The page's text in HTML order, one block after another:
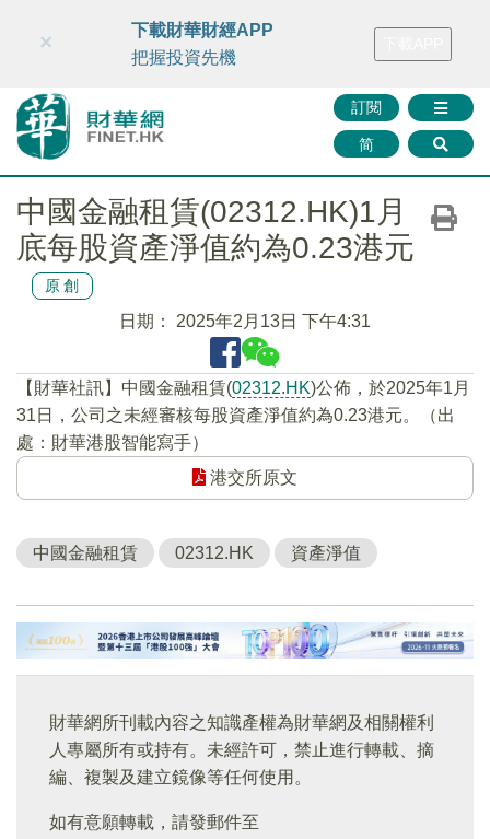
財華智庫網 FINTV FINMETA 財華證券 媒體矩陣
訂閱
简
×
下載財華財經APP
把握投資先機
中國金融租賃(02312.HK)1月
底每股資產淨值約為0.23港元
原創
日期： 2025年2月13日 下午4:31
【財華社訊】中國金融租賃(02312.HK)公佈，於2025年1月
31日，公司之未經審核每股資產淨值約為0.23港元。（出
處：財華港股智能寫手）
港交所原文
中國金融租賃 02312.HK 資產淨值
財華網所刊載內容之知識產權為財華網及相關權利
人專屬所有或持有。未經許可，禁止進行轉載、摘
編、複製及建立鏡像等任何使用。
如有意願轉載，請發郵件至